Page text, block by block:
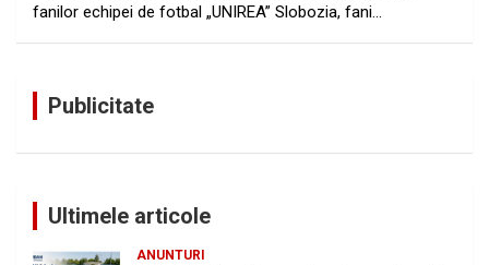
fanilor echipei de fotbal „UNIREA” Slobozia, fani…
Publicitate
Ultimele articole
ANUNTURI